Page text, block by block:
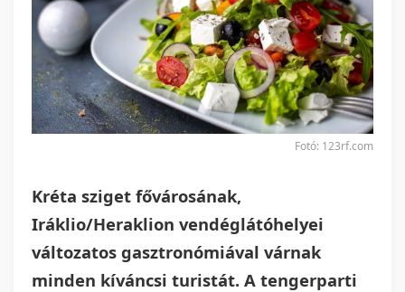
Fotó: 123rf.com
Kréta sziget fővárosának,
Iráklio/Heraklion vendéglátóhelyei
változatos gasztronómiával várnak
minden kíváncsi turistát. A tengerparti